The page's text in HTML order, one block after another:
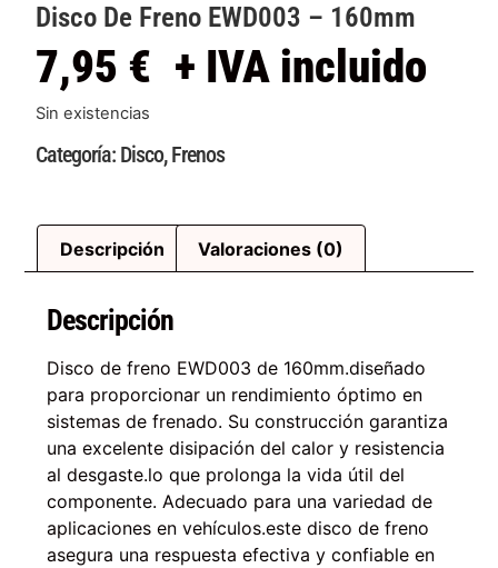
Disco De Freno EWD003 – 160mm
7,95 € + IVA incluido
Sin existencias
Categoría: Disco,Frenos
Descripción Valoraciones (0)
Descripción
Disco de freno EWD003 de 160mm.diseñado
para proporcionar un rendimiento óptimo en
sistemas de frenado. Su construcción garantiza
una excelente disipación del calor y resistencia
al desgaste.lo que prolonga la vida útil del
componente. Adecuado para una variedad de
aplicaciones en vehículos.este disco de freno
asegura una respuesta efectiva y confiable en